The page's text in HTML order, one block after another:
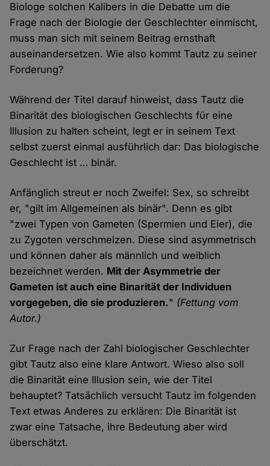
Biologe solchen Kalibers in die Debatte um die
Frage nach der Biologie der Geschlechter einmischt,
muss man sich mit seinem Beitrag ernsthaft
auseinandersetzen. Wie also kommt Tautz zu seiner
Forderung?
Während der Titel darauf hinweist, dass Tautz die
Binarität des biologischen Geschlechts für eine
Illusion zu halten scheint, legt er in seinem Text
selbst zuerst einmal ausführlich dar: Das biologische
Geschlecht ist … binär.
Anfänglich streut er noch Zweifel: Sex, so schreibt
er, "gilt im Allgemeinen als binär". Denn es gibt
"zwei Typen von Gameten (Spermien und Eier), die
zu Zygoten verschmelzen. Diese sind asymmetrisch
und können daher als männlich und weiblich
bezeichnet werden. Mit der Asymme­trie der
Gameten ist auch eine Binarität der Individuen
vorgegeben, die sie produzieren." (Fettung vom
Autor.)
Zur Frage nach der Zahl biologischer Geschlechter
gibt Tautz also eine klare Antwort. Wieso also soll
die Binarität eine Illusion sein, wie der Titel
behauptet? Tatsächlich versucht Tautz im folgenden
Text etwas Anderes zu erklären: Die Binarität ist
zwar eine Tatsache, ihre Bedeutung aber wird
überschätzt.